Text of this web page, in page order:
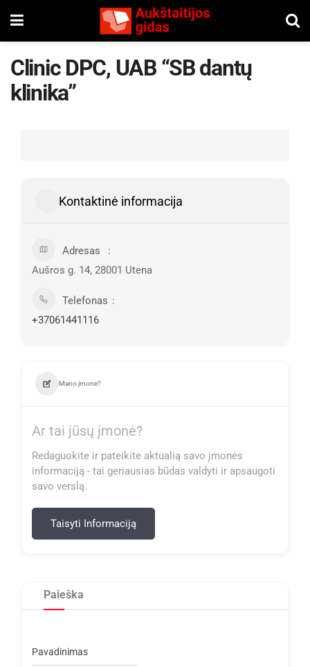
Clinic DPC, UAB “SB dantų
klinika”
Kontaktinė informacija
Adresas
Aušros g. 14, 28001 Utena
Telefonas
+37061441116
Mano įmonė?
Ar tai jūsų įmonė?
Redaguokite ir pateikite aktualią savo įmonės
informaciją - tai geriausias būdas valdyti ir apsaugoti
savo verslą.
Taisyti Informaciją
Paieška
Pavadinimas